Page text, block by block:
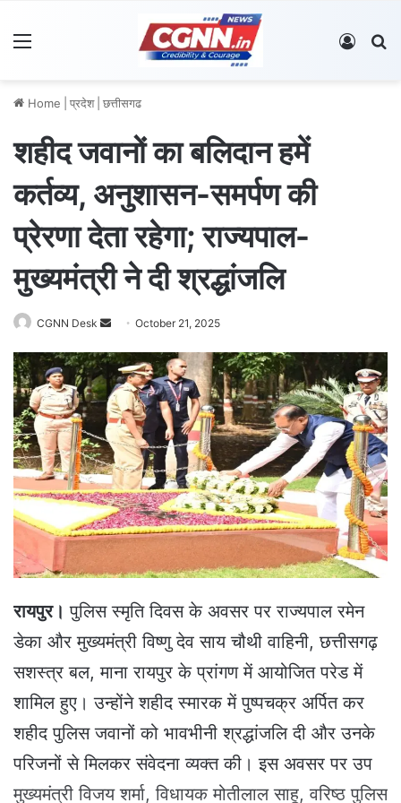
Log In
Home प्रदेश छत्तीसगढ
शहीद जवानों का बलिदान हमें
कर्तव्य, अनुशासन-समर्पण की
प्रेरणा देता रहेगा; राज्यपाल-
मुख्यमंत्री ने दी श्रद्धांजलि
CGNN Desk
n
d
a
e
m
a
i
l
October 21, 2025
रायपुर। पुलिस स्मृति दिवस के अवसर पर राज्यपाल रमेन
डेका और मुख्यमंत्री विष्णु देव साय चौथी वाहिनी, छत्तीसगढ़
सशस्त्र बल, माना रायपुर के प्रांगण में आयोजित परेड में
शामिल हुए। उन्होंने शहीद स्मारक में पुष्पचक्र अर्पित कर
शहीद पुलिस जवानों को भावभीनी श्रद्धांजलि दी और उनके
परिजनों से मिलकर संवेदना व्यक्त की। इस अवसर पर उप
मुख्यमंत्री विजय शर्मा, विधायक मोतीलाल साहू, वरिष्ठ पुलिस